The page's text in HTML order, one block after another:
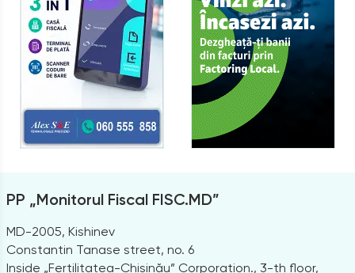
PP „Monitorul Fiscal FISC.MD”
MD-2005, Kishinev
Constantin Tanase street, no. 6
Inside „Fertilitatea-Chișinău” Corporation., 3-th floor,